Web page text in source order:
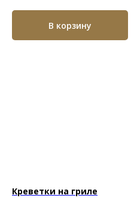
В корзину
Креветки на гриле